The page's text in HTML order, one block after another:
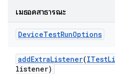
เมธอดสาธารณะ
DeviceTestRunOptions
addExtraListener(ITest
listener)